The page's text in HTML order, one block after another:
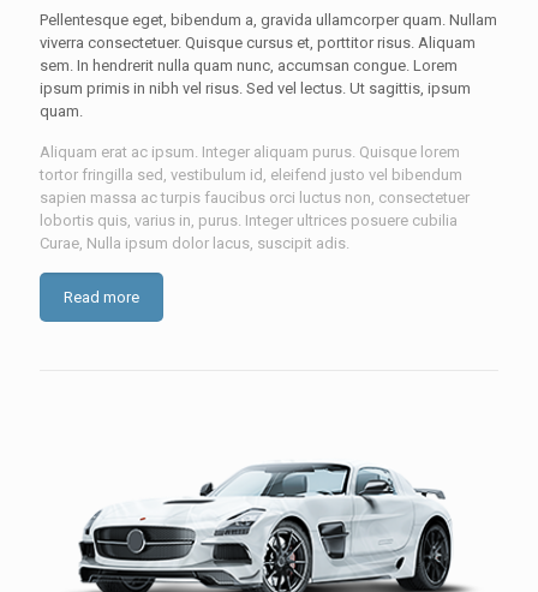
Pellentesque eget, bibendum a, gravida ullamcorper quam. Nullam
viverra consectetuer. Quisque cursus et, porttitor risus. Aliquam
sem. In hendrerit nulla quam nunc, accumsan congue. Lorem
ipsum primis in nibh vel risus. Sed vel lectus. Ut sagittis, ipsum
quam.
Aliquam erat ac ipsum. Integer aliquam purus. Quisque lorem
tortor fringilla sed, vestibulum id, eleifend justo vel bibendum
sapien massa ac turpis faucibus orci luctus non, consectetuer
lobortis quis, varius in, purus. Integer ultrices posuere cubilia
Curae, Nulla ipsum dolor lacus, suscipit adis.
Read more